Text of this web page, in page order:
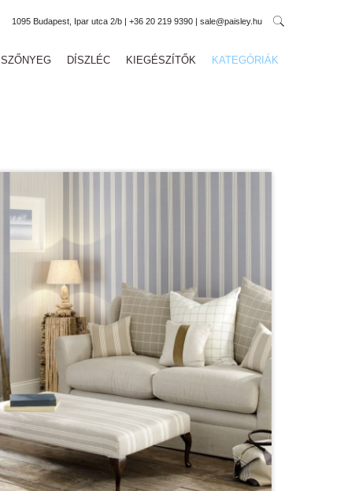
1095 Budapest, Ipar utca 2/b | +36 20 219 9390 | sale@paisley.hu
SZŐNYEG DÍSZLÉC KIEGÉSZÍTŐK KATEGÓRIÁK